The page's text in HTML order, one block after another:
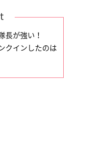
長が強い！
クインしたのは